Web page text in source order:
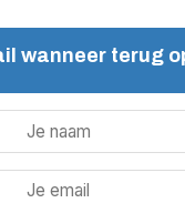
wanneer terug